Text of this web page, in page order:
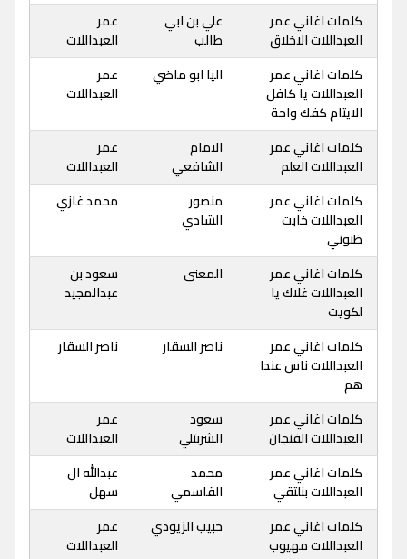
كلمات اغاني عمر
العبداللات الاخلاق
علي بن ابي
طالب
عمر
العبداللات
كلمات اغاني عمر
العبداللات يا كافل
الايتام كفك واحة
اليا ابو ماضي
عمر
العبداللات
كلمات اغاني عمر
العبداللات العلم
الامام
الشافعي
عمر
العبداللات
كلمات اغاني عمر
العبداللات خابت
ظنوني
منصور
الشادي
محمد غازي
كلمات اغاني عمر
العبداللات غلاك يا
لكويت
المعنى
سعود بن
عبدالمجيد
كلمات اغاني عمر
العبداللات ناس عندا
هم
ناصر السقار ناصر السقار
كلمات اغاني عمر
العبداللات الفنجان
سعود
الشربتلي
عمر
العبداللات
كلمات اغاني عمر
العبداللات بنلتقي
محمد
القاسمي
عبدالله ال
سهل
كلمات اغاني عمر
العبداللات مهيوب
حبيب الزيودي
عمر
العبداللات